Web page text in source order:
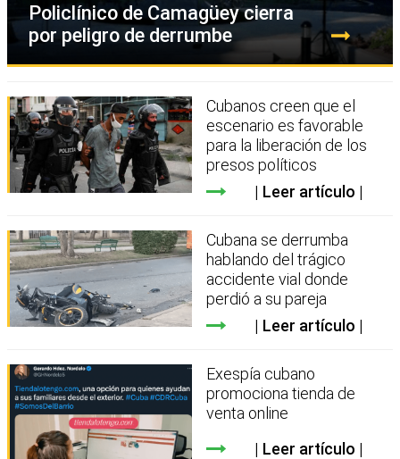
Policlínico de Camagüey cierra
por peligro de derrumbe
Cubanos creen que el
escenario es favorable
para la liberación de los
presos políticos
Leer artículo
Cubana se derrumba
hablando del trágico
accidente vial donde
perdió a su pareja
Leer artículo
Exespía cubano
promociona tienda de
venta online
Leer artículo